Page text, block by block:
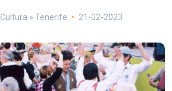
Cultura » Tenerife 21-02-2023